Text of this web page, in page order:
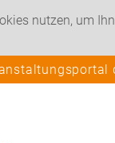
nutzen, um